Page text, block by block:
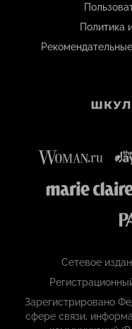
Политика
Сетевое
Зарегистрировано
сфере связи,